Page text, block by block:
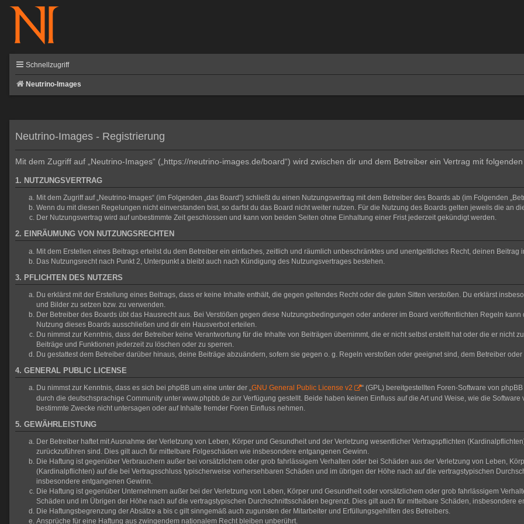
Schnellzugriff
Neutrino-Images
Neutrino-Images - Registrierung
Mit dem Zugriff auf „Neutrino-Images“ („https://neutrino-images.de/board“) wird zwischen dir und dem Betreiber ein Vertrag mit
1. NUTZUNGSVERTRAG
Mit dem Zugriff auf „Neutrino-Images“ (im Folgenden „das Board“) schließt du einen Nutzungsvertrag mit dem Betreiber des Boards ab (im Folgenden
Wenn du mit diesen Regelungen nicht einverstanden bist, so darfst du das Board nicht weiter nutzen. Für die Nutzung des Boards gelten jeweils die an
Der Nutzungsvertrag wird auf unbestimmte Zeit geschlossen und kann von beiden Seiten ohne Einhaltung einer Frist jederzeit gekündigt werden.
2. EINRÄUMUNG VON NUTZUNGSRECHTEN
Mit dem Erstellen eines Beitrags erteilst du dem Betreiber ein einfaches, zeitlich und räumlich unbeschränktes und unentgeltliches Recht, deinen Beitrag
Das Nutzungsrecht nach Punkt 2, Unterpunkt a bleibt auch nach Kündigung des Nutzungsvertrages bestehen.
3. PFLICHTEN DES NUTZERS
Du erklärst mit der Erstellung eines Beitrags, dass er keine Inhalte enthält, die gegen geltendes Recht oder die guten Sitten verstoßen. Du erklärst
und Bilder zu setzen bzw. zu verwenden.
Der Betreiber des Boards übt das Hausrecht aus. Bei Verstößen gegen diese Nutzungsbedingungen oder anderer im Board veröffentlichten Regeln
Nutzung dieses Boards ausschließen und dir ein Hausverbot erteilen.
Du nimmst zur Kenntnis, dass der Betreiber keine Verantwortung für die Inhalte von Beiträgen übernimmt, die er nicht selbst erstellt hat oder die er nicht
Beiträge und Funktionen jederzeit zu löschen oder zu sperren.
Du gestattest dem Betreiber darüber hinaus, deine Beiträge abzuändern, sofern sie gegen o. g. Regeln verstoßen oder geeignet sind, dem Betreiber
4. GENERAL PUBLIC LICENSE
Du nimmst zur Kenntnis, dass es sich bei phpBB um eine unter der „GNU General Public License v2
“ (GPL) bereitgestellten Foren-Software von
durch die deutschsprachige Community unter www.phpbb.de zur Verfügung gestellt. Beide haben keinen Einfluss auf die Art und Weise, wie die
bestimmte Zwecke nicht untersagen oder auf Inhalte fremder Foren Einfluss nehmen.
5. GEWÄHRLEISTUNG
Der Betreiber haftet mit Ausnahme der Verletzung von Leben, Körper und Gesundheit und der Verletzung wesentlicher Vertragspflichten
zurückzuführen sind. Dies gilt auch für mittelbare Folgeschäden wie insbesondere entgangenen Gewinn.
Die Haftung ist gegenüber Verbrauchern außer bei vorsätzlichem oder grob fahrlässigem Verhalten oder bei Schäden aus der Verletzung von Leben,
(Kardinalpflichten) auf die bei Vertragsschluss typischerweise vorhersehbaren Schäden und im übrigen der Höhe nach auf die vertragstypischen
insbesondere entgangenen Gewinn.
Die Haftung ist gegenüber Unternehmern außer bei der Verletzung von Leben, Körper und Gesundheit oder vorsätzlichem oder grob fahrlässigem
Schäden und im Übrigen der Höhe nach auf die vertragstypischen Durchschnittsschäden begrenzt. Dies gilt auch für mittelbare Schäden, insbesondere
Die Haftungsbegrenzung der Absätze a bis c gilt sinngemäß auch zugunsten der Mitarbeiter und Erfüllungsgehilfen des Betreibers.
Ansprüche für eine Haftung aus zwingendem nationalem Recht bleiben unberührt.